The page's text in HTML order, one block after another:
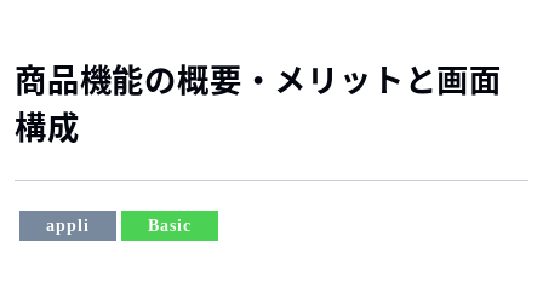
商品機能の概要・メリットと画面
構成
appli Basic